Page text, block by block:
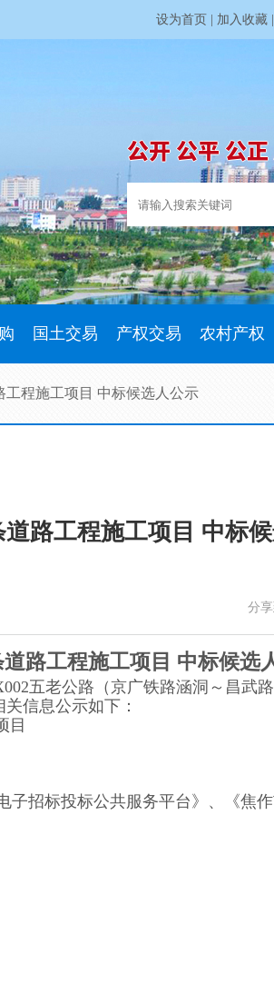
设为首页 加入收藏
公开 公平 公
国土交易 产权交易 农村产权
程施工项目 中标候选人公示
路工程施工项目 中标
分享
路工程施工项目 中标候选
五老公路（京广铁路涵洞～昌武
信息公示如下：
目
子招标投标公共服务平台》、《焦